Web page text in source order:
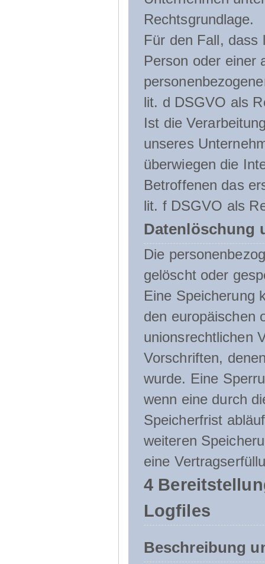
Rechtsgrundlage.
Für den Fall, dass
Person oder einer
lit. d DSGVO als
Ist die
unseres
überwiegen die
Betroffenen das
lit. f DSGVO als
Datenlöschung
Die
gelöscht oder
Eine Speicherung
den europäischen
unionsrechtlichen
Vorschriften,
wurde. Eine
wenn eine durch
Speicherfrist
weiteren
eine
4
Logfiles
Beschreibung